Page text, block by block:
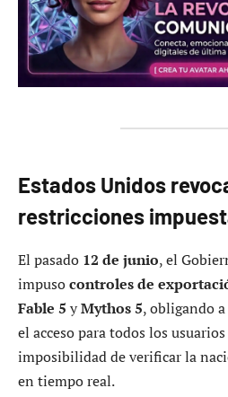
Estados Unidos
restricciones
El pasado 12 de junio, el
impusocontroles de
Fable 5 yMythos 5, obligando
el acceso para todos los
imposibilidad de verificar la
en tiempo real.